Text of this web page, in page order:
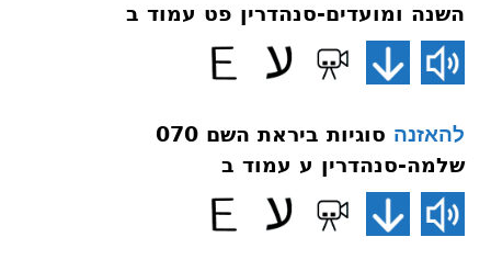
השנה ומועדים-סנהדרין פט עמוד ב
להאזנה
סוגיות ביראת השם 070
שלמה-סנהדרין ע עמוד ב